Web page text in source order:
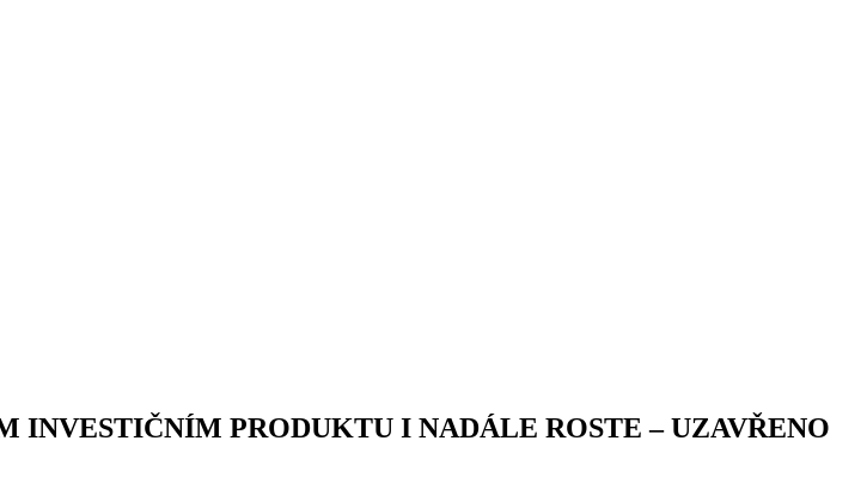
INVESTIČNÍM PRODUKTU I NADÁLE ROSTE – UZAVŘENO